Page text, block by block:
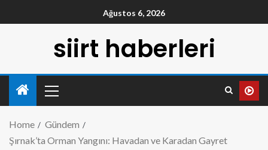
Ağustos 6, 2026
siirt haberleri
Home
Gündem
Şırnak’ta Orman Yangını: Havadan ve Karadan Gayret